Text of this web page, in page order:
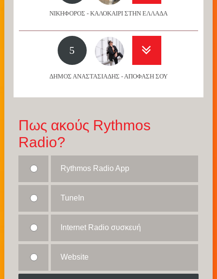
ΝΙΚΗΦΟΡΟΣ - ΚΑΛΟΚΑΙΡΙ ΣΤΗΝ ΕΛΛΑΔΑ
5
ΔΗΜΟΣ ΑΝΑΣΤΑΣΙΑΔΗΣ - ΑΠΟΦΑΣΗ ΣΟΥ
Πως ακούς Rythmos
Radio?
Rythmos Radio App
TuneIn
Internet Radio συσκευή
Website